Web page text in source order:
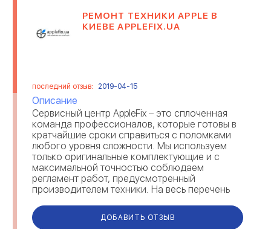
ОРГАНИЗАЦИЯ ПРАЗДНИКОВ
ПАССАЖИРСКИЕ
ПИЩЕВАЯ
ПРОМЫШЛЕННОСТЬ
ПОЛИГРАФИЯ И
ИЗДАТЕЛЬСТВО
ПРОМЫШЛЕННОЕ
ПРОИЗВОДСТВО
РАБОТА ЗА ГРАНИЦЕЙ
РЕКЛАМА РЕМОНТ ТЕХНИКИ
РЕМОНТ ТЕХНИКИ APPLE В
КИЕВЕ APPLEFIX.UA
последний отзыв: 2019-04-15
Описание
Сервисный центр AppleFix – это сплоченная
команда профессионалов, которые готовы в
кратчайшие сроки справиться с поломками
любого уровня сложности. Мы используем
только оригинальные комплектующие и с
максимальной точностью соблюдаем
регламент работ, предусмотренный
производителем техники. На весь перечень
гарантия, которая является д...
ДОБАВИТЬ ОТЗЫВ